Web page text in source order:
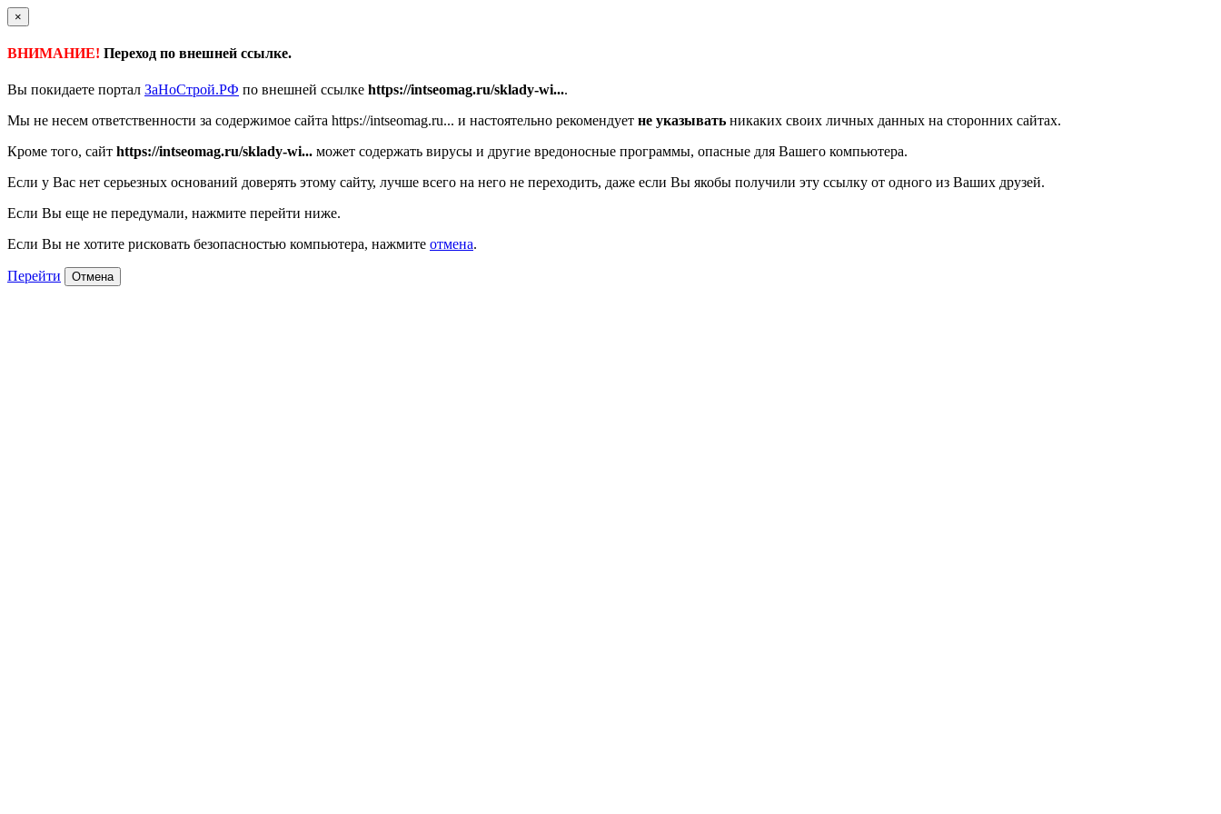
×
ВНИМАНИЕ! Переход по внешней ссылке.
Вы покидаете портал ЗаНоСтрой.РФ по внешней ссылке https://intseomag.ru/sklady-wi....
Мы не несем ответственности за содержимое сайта https://intseomag.ru... и настоятельно рекомендует не указывать никаких своих личных данных на сторонних сайтах.
Кроме того, сайт https://intseomag.ru/sklady-wi... может содержать вирусы и другие вредоносные программы, опасные для Вашего компьютера.
Если у Вас нет серьезных оснований доверять этому сайту, лучше всего на него не переходить, даже если Вы якобы получили эту ссылку от одного из Ваших друзей.
Если Вы еще не передумали, нажмите перейти ниже.
Если Вы не хотите рисковать безопасностью компьютера, нажмите отмена.
Перейти Отмена